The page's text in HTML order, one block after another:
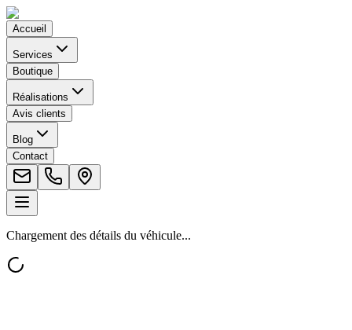
Accueil
Services
Boutique
Réalisations
Avis clients
Blog
Contact
Chargement des détails du véhicule...